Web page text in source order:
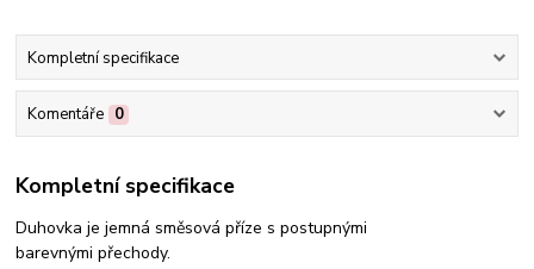
Kompletní specifikace
Komentáře 0
Kompletní specifikace
Duhovka je jemná směsová příze s postupnými
barevnými přechody.